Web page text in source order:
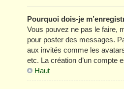
Pourquoi dois-je
Vous pouvez ne pas le faire,
pour poster des messages.
aux invités comme les
etc. La création d’un compte
Haut